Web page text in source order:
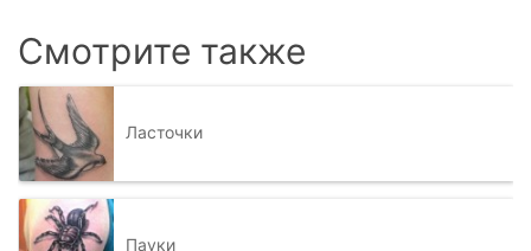
Смотрите также
Ласточки
Пауки